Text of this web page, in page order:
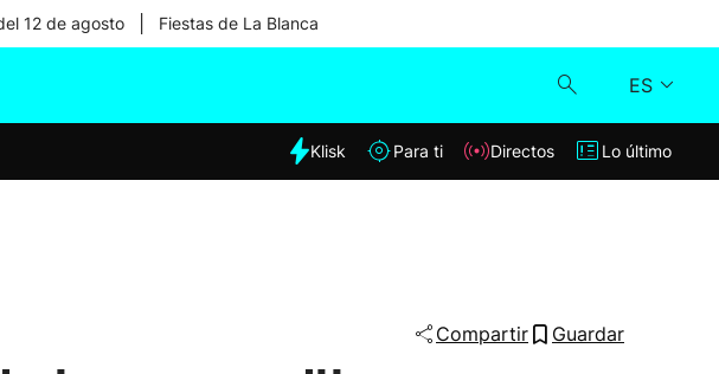
12 de agosto Fiestas de La Blanca
ES
Klisk
Klisk Para ti Directos Lo último
Compartir Guardar